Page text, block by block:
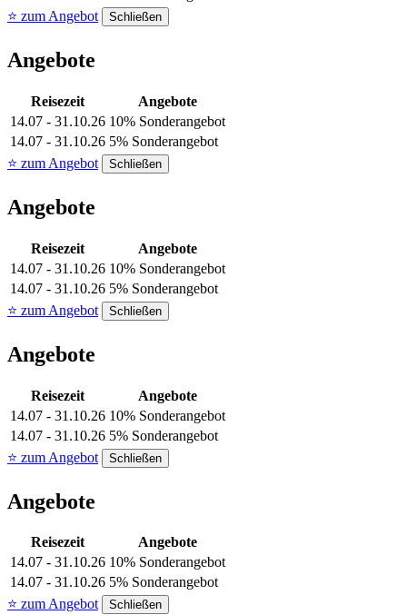
⭐ zum Angebot
Schließen
Angebote
Reisezeit
Angebote
14.07 - 31.10.26 10% Sonderangebot
14.07 - 31.10.26 5% Sonderangebot
⭐ zum Angebot
Schließen
Angebote
Reisezeit
Angebote
14.07 - 31.10.26 10% Sonderangebot
14.07 - 31.10.26 5% Sonderangebot
⭐ zum Angebot
Schließen
Angebote
Reisezeit
Angebote
14.07 - 31.10.26 10% Sonderangebot
14.07 - 31.10.26 5% Sonderangebot
⭐ zum Angebot
Schließen
Angebote
Reisezeit
Angebote
14.07 - 31.10.26 10% Sonderangebot
14.07 - 31.10.26 5% Sonderangebot
⭐ zum Angebot
Schließen